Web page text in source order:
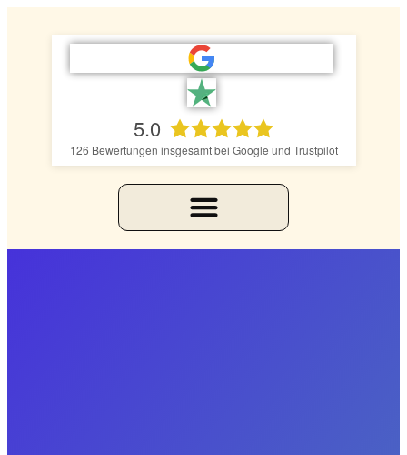
5.0
126 Bewertungen insgesamt bei Google und Trustpilot